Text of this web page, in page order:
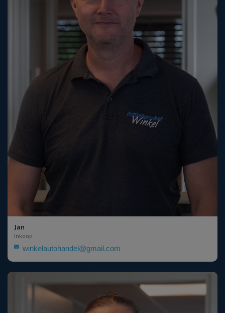
Jan
Inkoop
winkelautohandel@gmail.com